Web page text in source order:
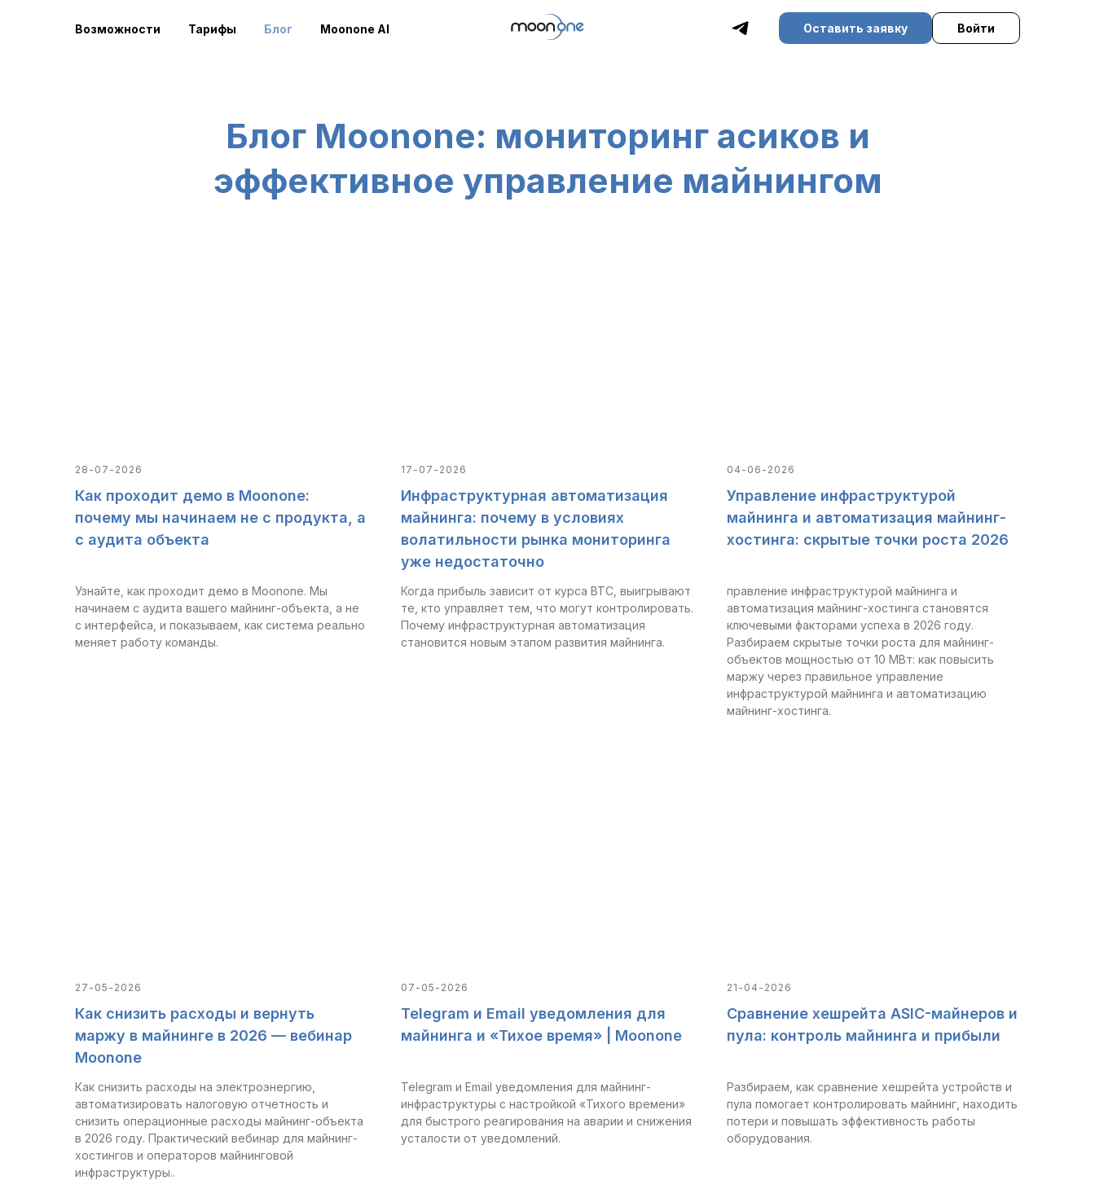
Возможности Тарифы Блог Moonone AI Оставить заявку Войти
Блог Moonone: мониторинг асиков и
эффективное управление майнингом
28-07-2026
Как проходит демо в Moonone:
почему мы начинаем не с продукта, а
с аудита объекта
Узнайте, как проходит демо в Moonone. Мы
начинаем с аудита вашего майнинг-объекта, а не
с интерфейса, и показываем, как система реально
меняет работу команды.
17-07-2026
Инфраструктурная автоматизация
майнинга: почему в условиях
волатильности рынка мониторинга
уже недостаточно
Когда прибыль зависит от курса BTC, выигрывают
те, кто управляет тем, что могут контролировать.
Почему инфраструктурная автоматизация
становится новым этапом развития майнинга.
04-06-2026
Управление инфраструктурой
майнинга и автоматизация майнинг-
хостинга: скрытые точки роста 2026
правление инфраструктурой майнинга и
автоматизация майнинг-хостинга становятся
ключевыми факторами успеха в 2026 году.
Разбираем скрытые точки роста для майнинг-
объектов мощностью от 10 МВт: как повысить
маржу через правильное управление
инфраструктурой майнинга и автоматизацию
майнинг-хостинга.
27-05-2026
Как снизить расходы и вернуть
маржу в майнинге в 2026 — вебинар
Moonone
Как снизить расходы на электроэнергию,
автоматизировать налоговую отчетность и
снизить операционные расходы майнинг-объекта
в 2026 году. Практический вебинар для майнинг-
хостингов и операторов майнинговой
инфраструктуры..
07-05-2026
Telegram и Email уведомления для
майнинга и «Тихое время» | Moonone
Telegram и Email уведомления для майнинг-
инфраструктуры с настройкой «Тихого времени»
для быстрого реагирования на аварии и снижения
усталости от уведомлений.
21-04-2026
Сравнение хешрейта ASIC-майнеров и
пула: контроль майнинга и прибыли
Разбираем, как сравнение хешрейта устройств и
пула помогает контролировать майнинг, находить
потери и повышать эффективность работы
оборудования.